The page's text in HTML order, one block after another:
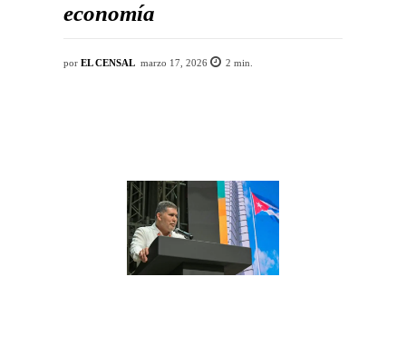
economía
por EL CENSAL marzo 17, 2026 2 min.